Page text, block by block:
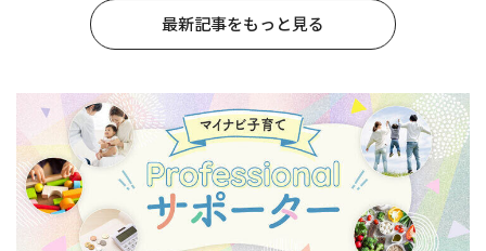
最新記事をもっと見る